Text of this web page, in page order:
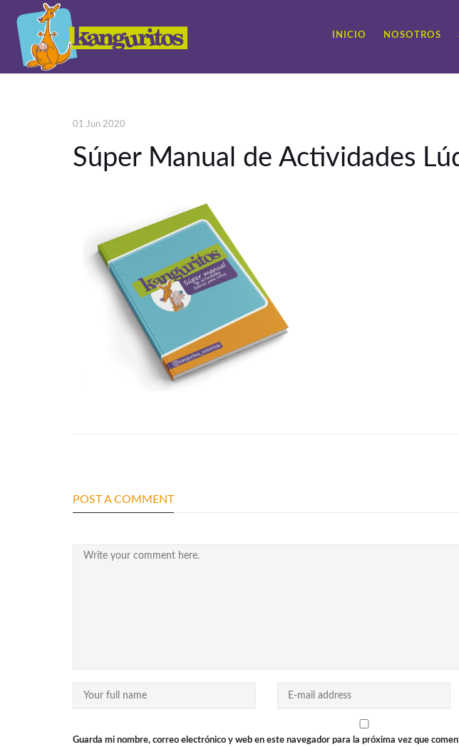
INICIO NOSOTROS
01 Jun 2020
Súper Manual de Actividades
POST A COMMENT
Guarda mi nombre, correo electrónico y web en este navegador para la próxima vez que